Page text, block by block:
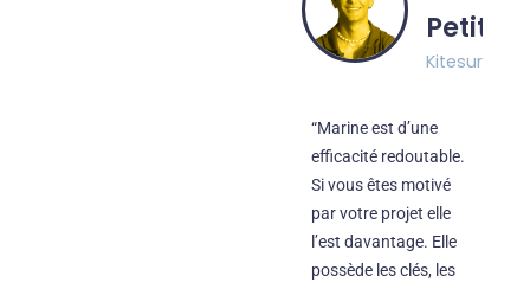
Petit
Kitesurfer
“Marine est d’une
efficacité redoutable.
Si vous êtes motivé
par votre projet elle
l’est davantage. Elle
possède les clés, les